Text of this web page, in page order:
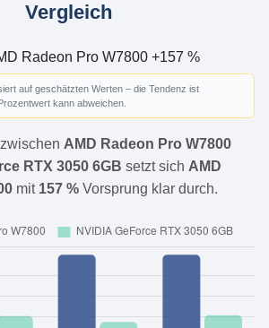
Vergleich
Radeon Pro W7800 +157 %
auf geschätzten Werten – die Tendenz ist
kann abweichen.
AMD Radeon Pro W7800
RTX 3050 6GB setzt sich AMD
mit 157 % Vorsprung klar durch.